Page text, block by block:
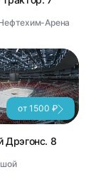
Арена
от 1500 ₽
Дрэгонс. 8